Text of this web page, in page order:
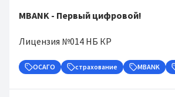
MBANK - Первый цифровой!
Лицензия №014 НБ КР
ОСАГО страхование MBANK